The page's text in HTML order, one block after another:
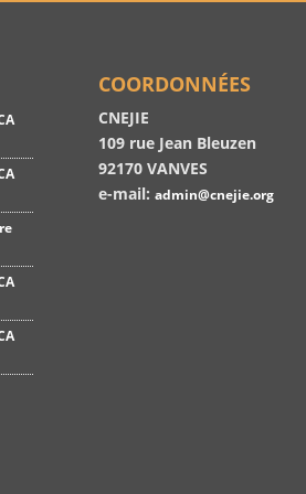
COORDONNÉES
CNEJIE
109 rue Jean Bleuzen
92170 VANVES
e-mail:admin@cnejie.org